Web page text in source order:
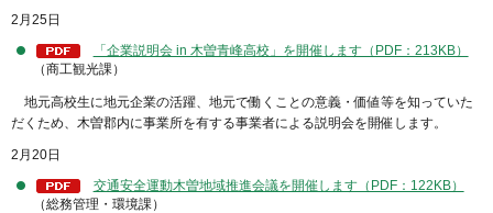
2月25日
「企業説明会 in 木曽青峰高校」を開催します（PDF：213KB）
（商工観光課）
地元高校生に地元企業の活躍、地元で働くことの意義・価値等を知っていた
だくため、木曽郡内に事業所を有する事業者による説明会を開催します。
2月20日
交通安全運動木曽地域推進会議を開催します（PDF：122KB）
（総務管理・環境課）